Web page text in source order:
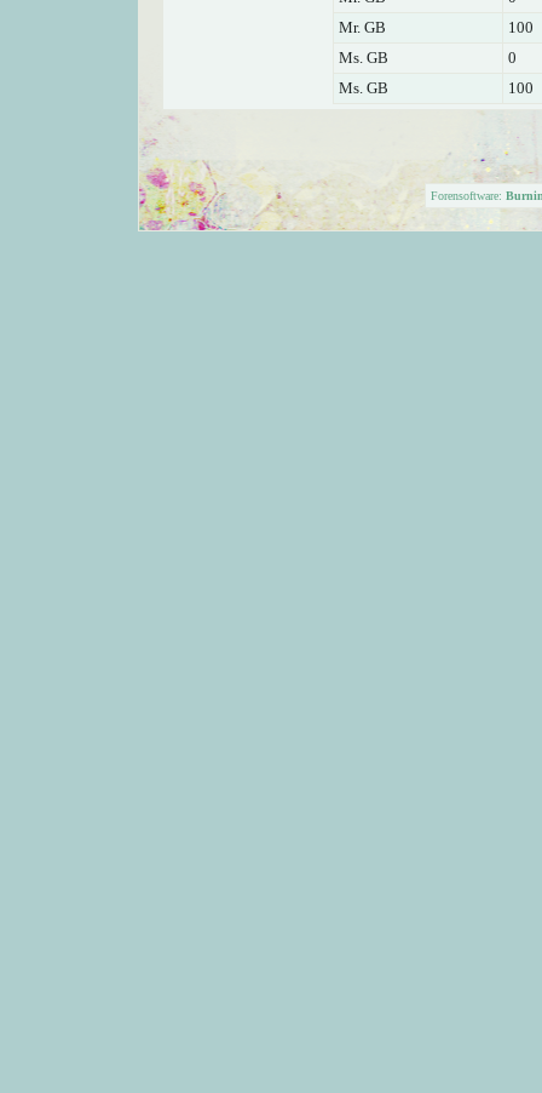
Mr. GB
100
Ms. GB
0
Ms. GB
100
Forensoftware: